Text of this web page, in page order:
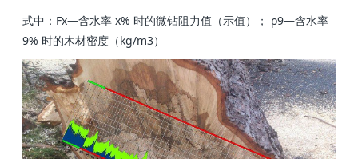
式中：Fx—含水率 x% 时的微钻阻力值（示值）； ρ9—含水率
9% 时的木材密度（kg/m3）